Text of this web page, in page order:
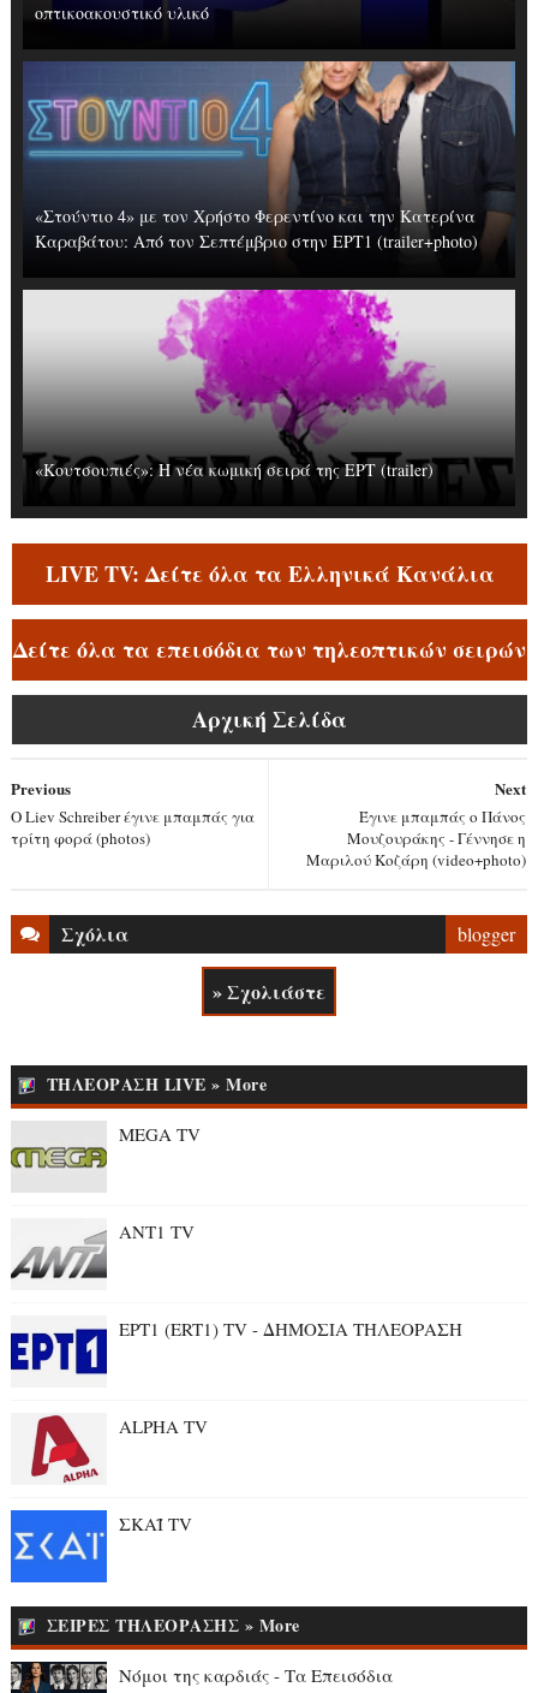
οπτικοακουστικό υλικό
«Στούντιο 4» με τον Χρήστο Φερεντίνο και την Κατερίνα
Καραβάτου: Από τον Σεπτέμβριο στην ΕΡΤ1 (trailer+photo)
«Κουτσουπιές»: Η νέα κωμική σειρά της ΕΡΤ (trailer)
LIVE TV: Δείτε όλα τα Ελληνικά Κανάλια
Δείτε όλα τα επεισόδια των τηλεοπτικών σειρών
Αρχική Σελίδα
Next
Έγινε μπαμπάς ο Πάνος
Μουζουράκης - Γέννησε η
Μαριλού Κοζάρη (video+photo)
Previous
Ο Liev Schreiber έγινε μπαμπάς για
τρίτη φορά (photos)
Σχόλια blogger
» Σχολιάστε
ΤΗΛΕΟΡΑΣΗ LIVE » More
MEGA TV
ANT1 TV
ΕΡΤ1 (ERT1) TV - ΔΗΜΟΣΙΑ ΤΗΛΕΟΡΑΣΗ
ALPHA TV
ΣΚΑΪ TV
ΣΕΙΡΕΣ ΤΗΛΕΟΡΑΣΗΣ » More
Νόμοι της καρδιάς - Τα Επεισόδια